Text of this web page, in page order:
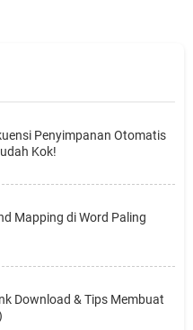
Penyimpanan Otomatis
Kok!
Mapping di Word Paling
Download & Tips Membuat